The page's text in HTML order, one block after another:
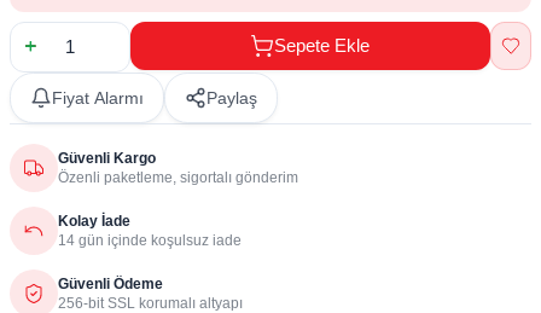
Sepete Ekle
Fiyat Alarmı Paylaş
Güvenli Kargo
Özenli paketleme, sigortalı gönderim
Kolay İade
14 gün içinde koşulsuz iade
Güvenli Ödeme
256-bit SSL korumalı altyapı